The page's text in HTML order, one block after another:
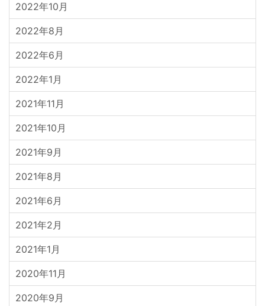
2022年10月
2022年8月
2022年6月
2022年1月
2021年11月
2021年10月
2021年9月
2021年8月
2021年6月
2021年2月
2021年1月
2020年11月
2020年9月